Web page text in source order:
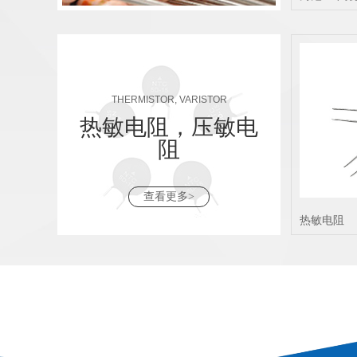
THERMISTOR, VARISTOR
热敏电阻，压敏电
阻
查看更多>
热敏电阻